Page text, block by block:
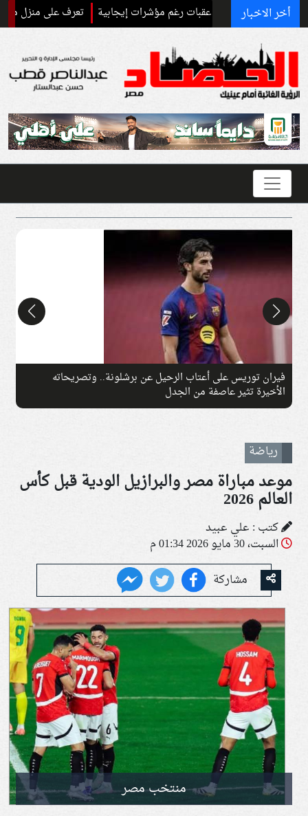
أخر الاخبار
تواجه عقبات رغم مؤشرات إيجابية تعرف على منزل محمد صلاح في
فيران توريس على أعتاب الرحيل عن برشلونة.. وتصريحاته
الأخيرة تثير عاصفة من الجدل
رياضة
موعد مباراة مصر والبرازيل الودية قبل كأس
العالم 2026
كتب : علي عبيد
السبت، 30 مايو 2026 01:34 م
مشاركة
منتخب مصر